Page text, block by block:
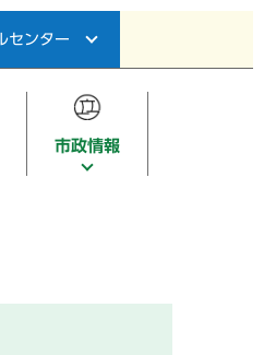
センター
市政情報